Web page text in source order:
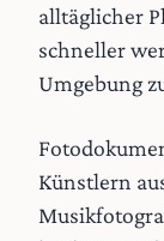
alltäglicher
schneller
Umgebung
Künstlern